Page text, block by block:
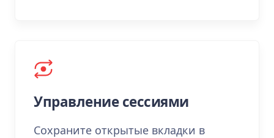
Управление сессиями
Сохраните открытые вкладки в